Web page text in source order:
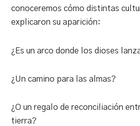
conoceremos cómo distintas
explicaron su aparición:
¿Es un arco donde los dioses
¿Un camino para las almas?
¿O un regalo de reconciliación
tierra?